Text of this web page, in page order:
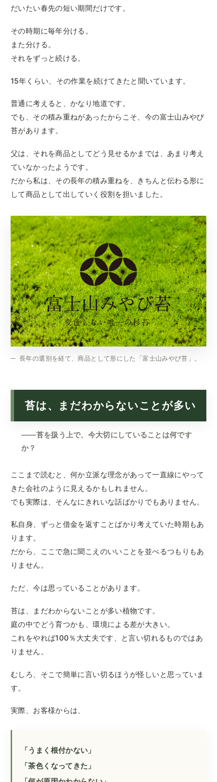
だいたい春先の短い期間だけです。
その時期に毎年分ける。
また分ける。
それをずっと続ける。
15年くらい、その作業を続けてきたと聞いています。
普通に考えると、かなり地道です。
でも、その積み重ねがあったからこそ、今の富士山みやび
苔があります。
父は、それを商品としてどう見せるかまでは、あまり考え
ていなかったようです。
だから私は、その長年の積み重ねを、きちんと伝わる形に
して商品として出していく役割を担いました。
長年の選別を経て、商品として形にした「富士山みやび苔」。
苔は、まだわからないことが多い
——苔を扱う上で、今大切にしていることは何です
か？
ここまで読むと、何か立派な理念があって一直線にやって
きた会社のように見えるかもしれません。
でも実際は、そんなにきれいな話ばかりでもありません。
私自身、ずっと借金を返すことばかり考えていた時期もあ
ります。
だから、ここで急に聞こえのいいことを並べるつもりもあ
りません。
ただ、今は思っていることがあります。
苔は、まだわからないことが多い植物です。
庭の中でどう育つかも、環境による差が大きい。
これをやれば100％大丈夫です、と言い切れるものではあ
りません。
むしろ、そこで簡単に言い切るほうが怪しいと思っていま
す。
実際、お客様からは、
「うまく根付かない」
「茶色くなってきた」